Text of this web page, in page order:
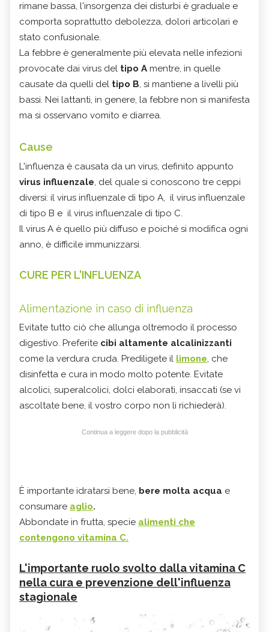
rimane bassa, l'insorgenza dei disturbi è graduale e
comporta soprattutto debolezza, dolori articolari e
stato confusionale.
La febbre è generalmente più elevata nelle infezioni
provocate dai virus del tipo A mentre, in quelle
causate da quelli del tipo B, si mantiene a livelli più
bassi. Nei lattanti, in genere, la febbre non si manifesta
ma si osservano vomito e diarrea.
Cause
L'influenza è causata da un virus, definito appunto
virus influenzale, del quale si conoscono tre ceppi
diversi: il virus influenzale di tipo A, il virus influenzale
di tipo B e il virus influenzale di tipo C.
Il virus A è quello più diffuso e poiché si modifica ogni
anno, è difficile immunizzarsi.
CURE PER L'INFLUENZA
Alimentazione in caso di influenza
Evitate tutto ciò che allunga oltremodo il processo
digestivo. Preferite cibi altamente alcalinizzanti
come la verdura cruda. Prediligete il limone, che
disinfetta e cura in modo molto potente. Evitate
alcolici, superalcolici, dolci elaborati, insaccati (se vi
ascoltate bene, il vostro corpo non li richiederà).
Continua a leggere dopo la pubblicità
È importante idratarsi bene, bere molta acqua e
consumare aglio.
Abbondate in frutta, specie alimenti che
contengono vitamina C.
L'importante ruolo svolto dalla vitamina C
nella cura e prevenzione dell'influenza
stagionale